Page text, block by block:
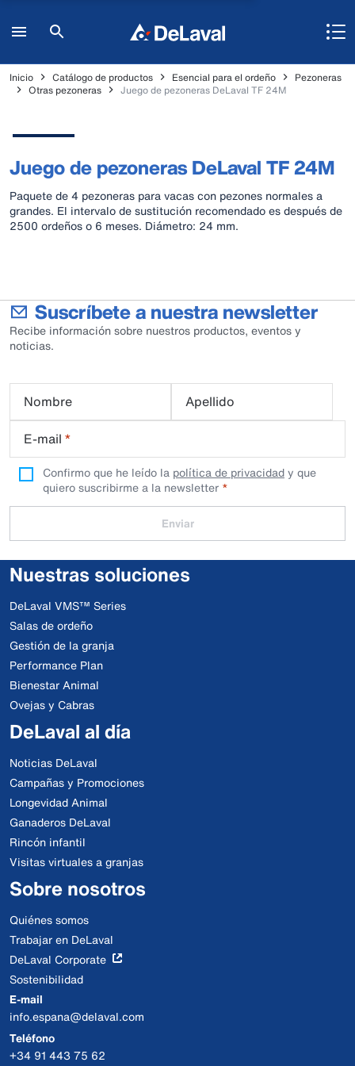
Inicio Catálogo de productos Esencial para el ordeño
Pezoneras
Otras pezoneras
Juego de pezoneras DeLaval TF 24M
Juego de pezoneras DeLaval TF 24M
Paquete de 4 pezoneras para vacas con pezones normales a
grandes. El intervalo de sustitución recomendado es después de
2500 ordeños o 6 meses. Diámetro: 24 mm.
Suscríbete a nuestra newsletter
Recibe información sobre nuestros productos, eventos y
noticias.
Nombre
Apellido
E-mail *
Confirmo que he leído la política de privacidady que
quiero suscribirme a la newsletter
Enviar
Nuestras soluciones
DeLaval VMS™ Series
Salas de ordeño
Gestión de la granja
Performance Plan
Bienestar Animal
Ovejas y Cabras
DeLaval al día
Noticias DeLaval
Campañas y Promociones
Longevidad Animal
Ganaderos DeLaval
Rincón infantil
Visitas virtuales a granjas
Sobre nosotros
Quiénes somos
Trabajar en DeLaval
DeLaval Corporate
Sostenibilidad
E-mail
info.espana@delaval.com
Teléfono
+34 91 443 75 62